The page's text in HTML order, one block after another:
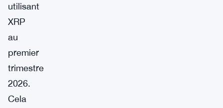
utilisant
XRP
au
premier
trimestre
2026.
Cela